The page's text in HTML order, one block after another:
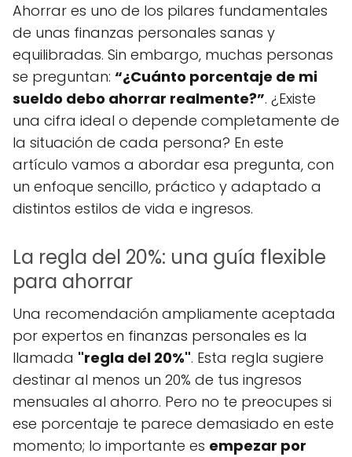
Ahorrar es uno de los pilares fundamentales
de unas finanzas personales sanas y
equilibradas. Sin embargo, muchas personas
se preguntan: “¿Cuánto porcentaje de mi
sueldo debo ahorrar realmente?”. ¿Existe
una cifra ideal o depende completamente de
la situación de cada persona? En este
artículo vamos a abordar esa pregunta, con
un enfoque sencillo, práctico y adaptado a
distintos estilos de vida e ingresos.
La regla del 20%: una guía flexible
para ahorrar
Una recomendación ampliamente aceptada
por expertos en finanzas personales es la
llamada "regla del 20%". Esta regla sugiere
destinar al menos un 20% de tus ingresos
mensuales al ahorro. Pero no te preocupes si
ese porcentaje te parece demasiado en este
momento; lo importante es empezar por